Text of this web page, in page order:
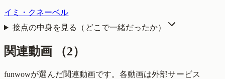
イミ・クネーベル
接点の中身を見る（どこで一緒だったか）
関連動画 （2）
funwowが選んだ関連動画です。各動画は外部サービス